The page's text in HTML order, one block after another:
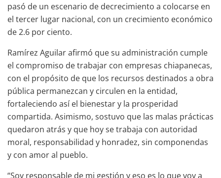
pasó de un escenario de decrecimiento a colocarse en
el tercer lugar nacional, con un crecimiento económico
de 2.6 por ciento.
Ramírez Aguilar afirmó que su administración cumple
el compromiso de trabajar con empresas chiapanecas,
con el propósito de que los recursos destinados a obra
pública permanezcan y circulen en la entidad,
fortaleciendo así el bienestar y la prosperidad
compartida. Asimismo, sostuvo que las malas prácticas
quedaron atrás y que hoy se trabaja con autoridad
moral, responsabilidad y honradez, sin componendas
y con amor al pueblo.
“Soy responsable de mi gestión y eso es lo que voy a